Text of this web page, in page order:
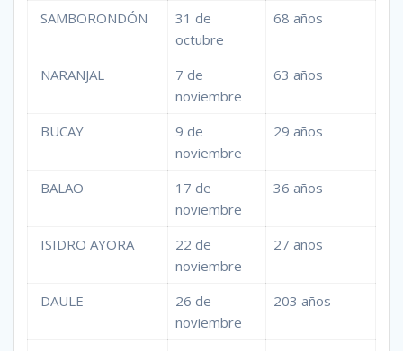
SAMBORONDÓN
31 de
octubre
68 años
NARANJAL
7 de
noviembre
63 años
BUCAY
9 de
noviembre
29 años
BALAO
17 de
noviembre
36 años
ISIDRO AYORA
22 de
noviembre
27 años
DAULE
26 de
noviembre
203 años